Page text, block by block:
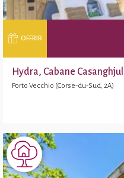
OFFRIR
Hydra, Cabane
Porto Vecchio (Corse-du-Sud, 2A)